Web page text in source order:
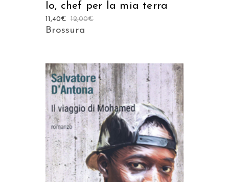
Io, chef per la mia terra
12,00€
11,40€
Brossura
AGGIUNGI AL CARRELLO